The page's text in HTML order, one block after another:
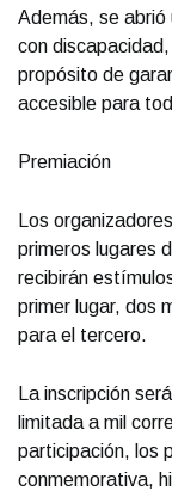
Además, se abrió
con
propósito de
accesible para
Premiación
Los
primeros lugares
recibirán
primer lugar, dos
para el tercero.
La inscripción
limitada a mil
participación, los
conmemorativa,